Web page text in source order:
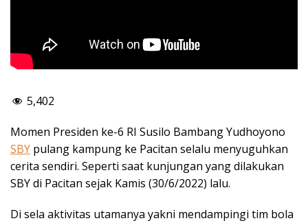
5,402
Momen Presiden ke-6 RI Susilo Bambang Yudhoyono
SBY pulang kampung ke Pacitan selalu menyuguhkan
cerita sendiri. Seperti saat kunjungan yang dilakukan
SBY di Pacitan sejak Kamis (30/6/2022) lalu.
Di sela aktivitas utamanya yakni mendampingi tim bola